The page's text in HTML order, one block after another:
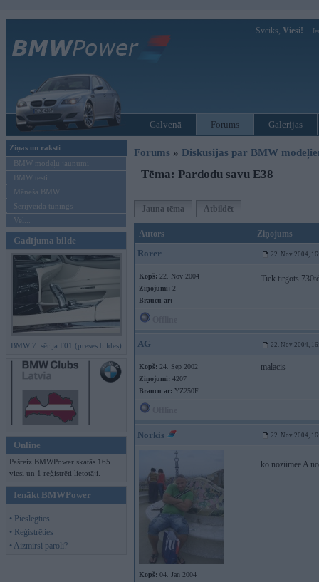
Sveiks, Viesi!
Galvenā Forums Galerijas
Ziņas un raksti
BMW modeļu jaunumi
BMW testi
Mēneša BMW
Sērijveida tūnings
Vel...
Gadījuma bilde
BMW 7. sērija F01 (preses bildes)
Online
Pašreiz BMWPower skatās 165
viesi un 1 reģistrēti lietotāji.
Ienākt BMWPower
• Pieslēgties
• Reģistrēties
• Aizmirsi paroli?
Forums » Diskusijas par BMW
Tēma: Pardodu savu E38
Jauna tēma Atbildēt
Autors Ziņojums
Rorer 22. Nov 2004,
Kopš: 22. Nov 2004
Ziņojumi: 2
Braucu ar:
Tiek tirgots
AG 22. Nov 2004,
Kopš: 24. Sep 2002
Ziņojumi: 4207
Braucu ar: YZ250F
malacis
Norkis 22. Nov 2004,
Kopš: 04. Jan 2004
ko noziimee A